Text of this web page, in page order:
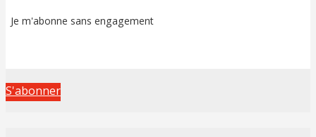
Je m'abonne sans engagement
S'abonner